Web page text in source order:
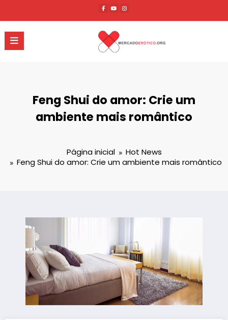
o
conteúdo
Feng Shui do amor: Crie um
ambiente mais romântico
Página inicial
Hot News
Feng Shui do amor: Crie um ambiente mais romântico